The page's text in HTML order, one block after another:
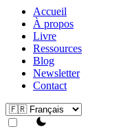
Accueil
À propos
Livre
Ressources
Blog
Newsletter
Contact
theme switcher